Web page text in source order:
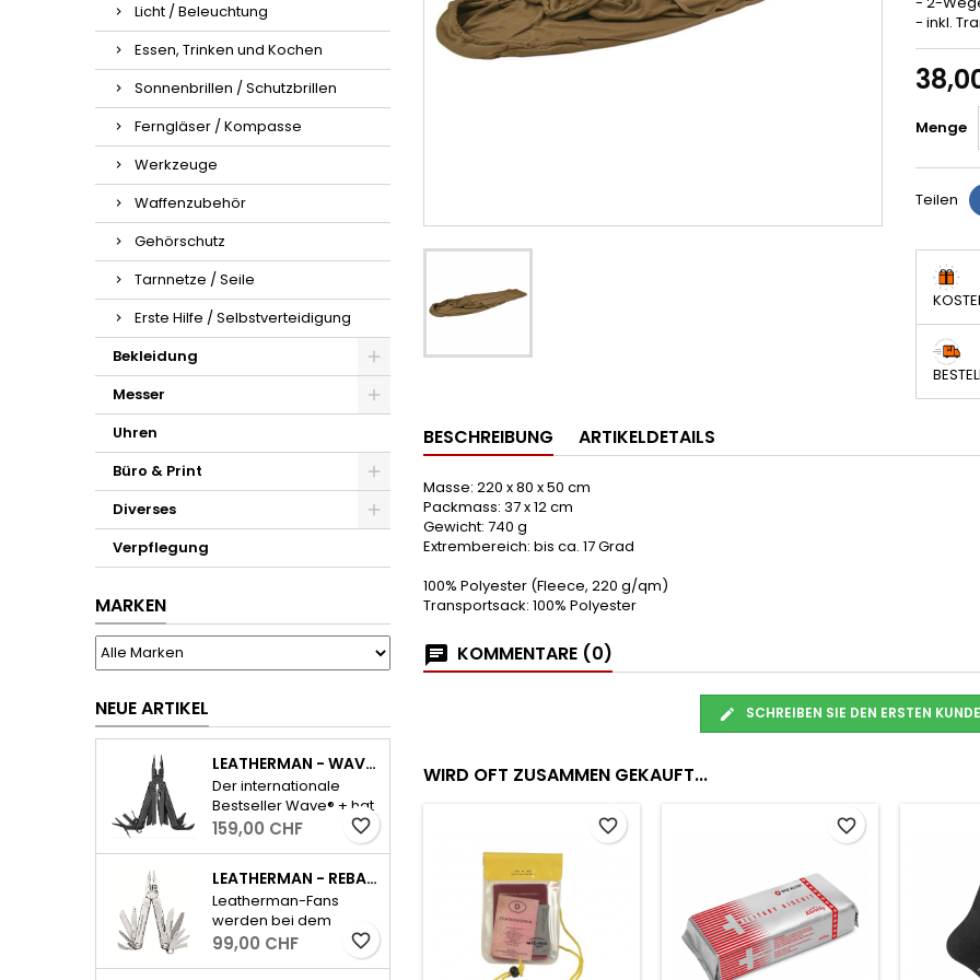
Licht / Beleuchtung
Essen, Trinken und Kochen
Sonnenbrillen / Schutzbrillen
Ferngläser / Kompasse
Werkzeuge
Waffenzubehör
Gehörschutz
Tarnnetze / Seile
Erste Hilfe / Selbstverteidigung
Bekleidung
Messer
Uhren
Büro & Print
Diverses
Verpflegung
MARKEN
NEUE ARTIKEL
LEATHERMAN - WAVE PLUS INKL. ETUI - SCHWARZ
Der internationale
Bestseller Wave® + hat
alle wichtigen Tools für
den Alltag und dazu
auswechselbaren,
widerstandsfähigen
Drahtschneider.
- Feststellbare
Werkzeuge-
159,00 CHF favorite_border
LEATHERMAN - REBAR - SILBER
Leatherman-Fans
werden bei dem
neuen Rebar sofort die
99,00 CHF favorite_border
- inkl.
Menge
Teilen
BESCHREIBUNG ARTIKELDETAILS
Masse: 220 x 80 x 50 cm
Packmass: 37 x 12 cm
Gewicht: 740 g
Extrembereich: bis ca. 17 Grad
100% Polyester (Fleece, 220 g/qm)
Transportsack: 100% Polyester
KOMMENTARE (0)
SCHREIBEN SIE DEN ERSTEN
WIRD OFT ZUSAMMEN GEKAUFT...
favorite_border favorite_border